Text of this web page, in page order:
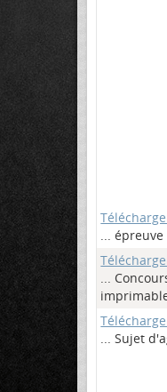
...
...
... Sujet